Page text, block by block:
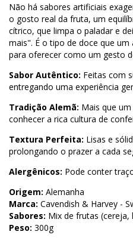
Não há sabores artificiais
o gosto real da fruta, um
cítrico, que limpa o paladar e
mais". É o tipo de doce que
para oferecer como um gesto
Sabor Autêntico: Feitas com
entregando uma experiência
Tradição Alemã: Mais que
conhecer a rica cultura de
Textura Perfeita: Lisas e
prolongando o prazer a cada
Alergênicos: Pode conter
Origem: Alemanha
Marca: Cavendish & Harvey -
Sabores: Mix de frutas
Peso: 300g